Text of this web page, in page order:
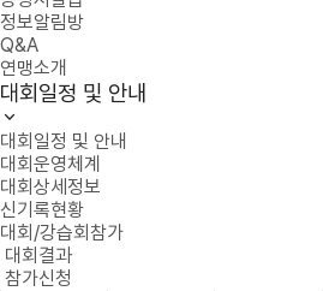
정보알림방
Q&A
연맹소개
대회일정 및 안내
대회일정 및 안내
대회운영체계
대회상세정보
신기록현황
대회/강습회참가
대회결과
참가신청